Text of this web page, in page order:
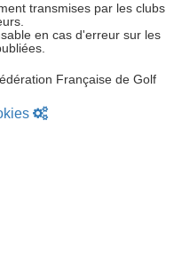
transmises par les clubs
en cas d'erreur sur les
Française de Golf